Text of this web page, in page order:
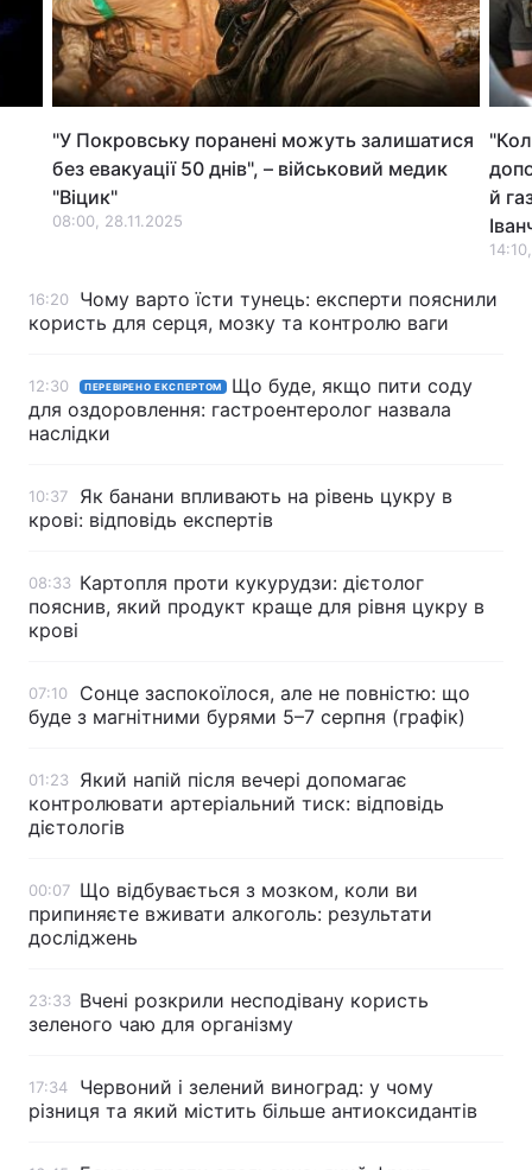
"У Покровську поранені можуть залишатися
без евакуації 50 днів", – військовий медик
"Віцик"
08:00, 28.11.2025
й
16:20
Чому варто їсти тунець: експерти пояснили
користь для серця, мозку та контролю ваги
12:30 ПЕРЕВІРЕНО ЕКСПЕРТОМ
Що буде, якщо пити соду
для оздоровлення: гастроентеролог назвала
наслідки
10:37
Як банани впливають на рівень цукру в
крові: відповідь експертів
08:33 Картопля проти кукурудзи: дієтолог
пояснив, який продукт краще для рівня цукру в
крові
07:10
Сонце заспокоїлося, але не повністю: що
буде з магнітними бурями 5–7 серпня (графік)
01:23
Який напій після вечері допомагає
контролювати артеріальний тиск: відповідь
дієтологів
00:07 Що відбувається з мозком, коли ви
припиняєте вживати алкоголь: результати
досліджень
23:33 Вчені розкрили несподівану користь
зеленого чаю для організму
17:34
Червоний і зелений виноград: у чому
різниця та який містить більше антиоксидантів